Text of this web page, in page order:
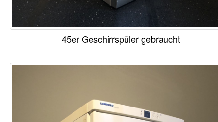
45er Geschirrspüler gebraucht